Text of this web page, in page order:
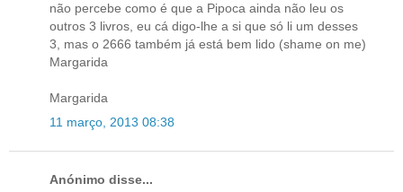
não percebe como é que a Pipoca ainda não leu os
outros 3 livros, eu cá digo-lhe a si que só li um desses
3, mas o 2666 também já está bem lido (shame on me)
Margarida
Margarida
11 março, 2013 08:38
Anónimo disse...